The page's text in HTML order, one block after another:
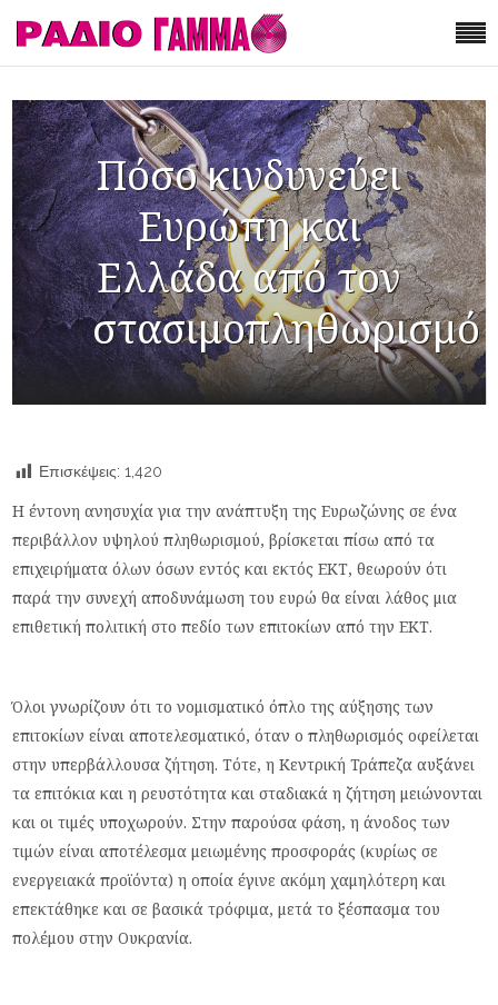
Πόσο κινδυνεύει
Ευρώπη και
Ελλάδα από τον
στασιμοπληθωρισμό
Επισκέψεις: 1,420
Η έντονη ανησυχία για την ανάπτυξη της Ευρωζώνης σε ένα
περιβάλλον υψηλού πληθωρισμού, βρίσκεται πίσω από τα
επιχειρήματα όλων όσων εντός και εκτός ΕΚΤ, θεωρούν ότι
παρά την συνεχή αποδυνάμωση του ευρώ θα είναι λάθος μια
επιθετική πολιτική στο πεδίο των επιτοκίων από την ΕΚΤ.
Όλοι γνωρίζουν ότι το νομισματικό όπλο της αύξησης των
επιτοκίων είναι αποτελεσματικό, όταν ο πληθωρισμός οφείλεται
στην υπερβάλλουσα ζήτηση. Τότε, η Κεντρική Τράπεζα αυξάνει
τα επιτόκια και η ρευστότητα και σταδιακά η ζήτηση μειώνονται
και οι τιμές υποχωρούν. Στην παρούσα φάση, η άνοδος των
τιμών είναι αποτέλεσμα μειωμένης προσφοράς (κυρίως σε
ενεργειακά προϊόντα) η οποία έγινε ακόμη χαμηλότερη και
επεκτάθηκε και σε βασικά τρόφιμα, μετά το ξέσπασμα του
πολέμου στην Ουκρανία.